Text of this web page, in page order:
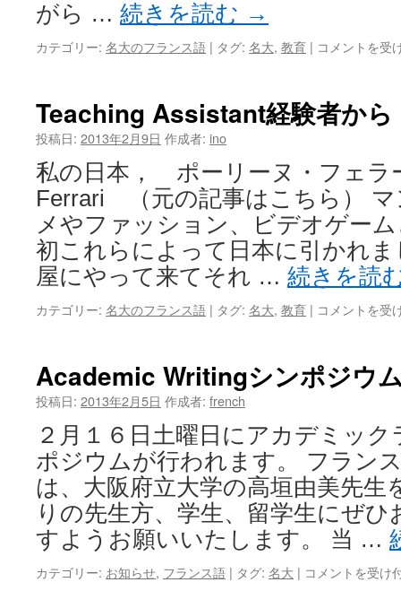
がら … 続きを読む →
カテゴリー: 名大のフランス語 | タグ: 名大, 教育 | コメントを受
Teaching Assistant経験者から
投稿日: 2013年2月9日 作成者: ino
私の日本， ポーリーヌ・フェラ
Ferrari （元の記事はこちら） マ
メやファッション、ビデオゲー
初これらによって日本に引かれ
屋にやって来てそれ … 続きを読
カテゴリー: 名大のフランス語 | タグ: 名大, 教育 | コメントを受
Academic Writingシンポジウ
投稿日: 2013年2月5日 作成者: french
２月１６日土曜日にアカデミッ
ポジウムが行われます。 フラン
は、大阪府立大学の高垣由美先生
りの先生方、学生、留学生にぜ
すようお願いいたします。 当 …
カテゴリー: お知らせ, フランス語 | タグ: 名大 | コメントを受け